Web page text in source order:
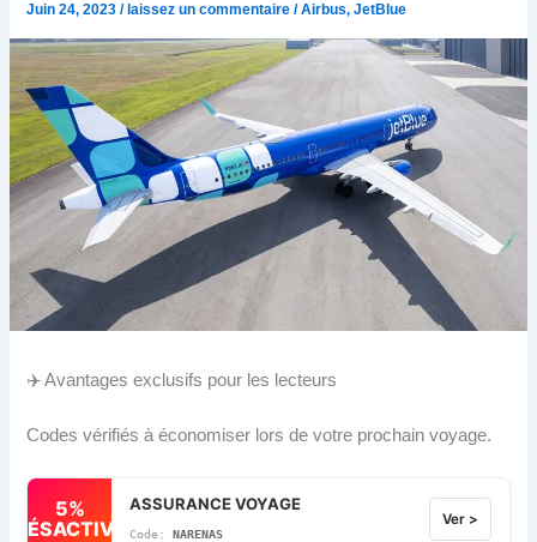
Juin 24, 2023/ laissez un commentaire /Airbus,JetBlue
✈️ Avantages exclusifs pour les lecteurs
Codes vérifiés à économiser lors de votre prochain voyage.
5%
DÉSACTIVÉ
ASSURANCE VOYAGE
NARENAS
Ver >